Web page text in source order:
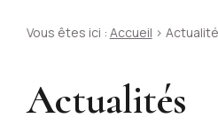
Vous êtes ici : Accueil >
Actualités